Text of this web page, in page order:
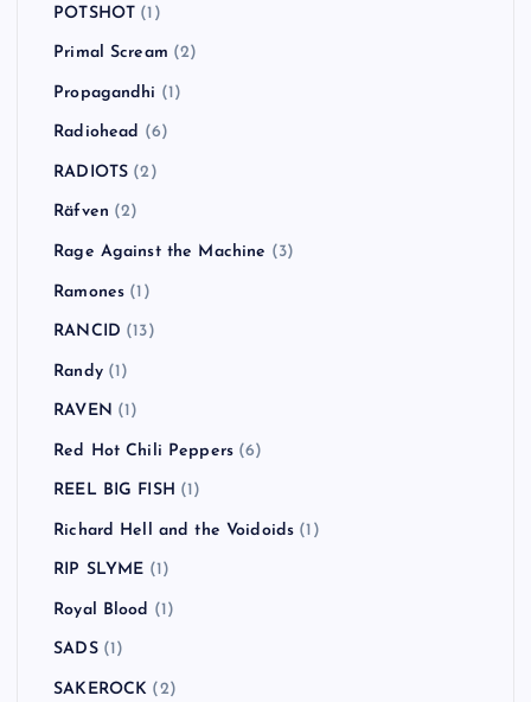
POTSHOT (1)
Primal Scream (2)
Propagandhi (1)
Radiohead (6)
RADIOTS (2)
Räfven (2)
Rage Against the Machine (3)
Ramones (1)
RANCID (13)
Randy(1)
RAVEN (1)
Red Hot Chili Peppers (6)
REEL BIG FISH (1)
Richard Hell and the Voidoids (1)
RIP SLYME (1)
Royal Blood (1)
SADS(1)
SAKEROCK (2)